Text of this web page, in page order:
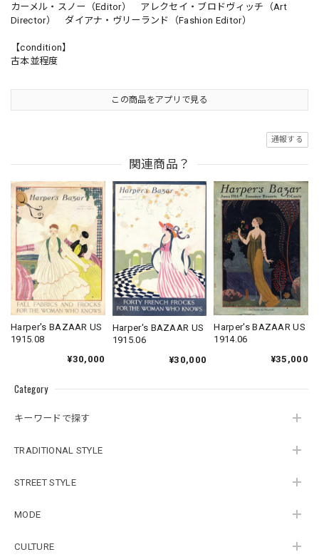
Category
キーワードで探す
TRADITIONAL STYLE
STREET STYLE
MODE
CULTURE
カーメル・スノー（Editor） アレクセイ・ブロドヴィッチ（Art
Director） ダイアナ・ヴリーランド（Fashion Editor）
【condition】
古本並程度
この商品をアプリで見る
通報する
関連商品？
Harper's BAZAAR US
1915.08
¥30,000
Harper's BAZAAR US
1915.06
¥30,000
Harper's BAZAAR US
1914.06
¥35,000